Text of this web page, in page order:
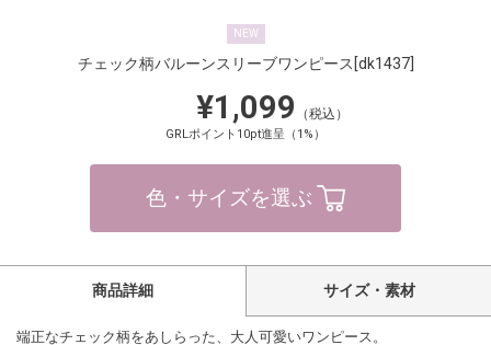
NEW
チェック柄バルーンスリーブワンピース [dk1437]
¥1,099 （税込）
GRLポイント10pt進呈（1%）
色・サイズを選ぶ
商品詳細 サイズ・素材
端正なチェック柄をあしらった、大人可愛いワンピース。